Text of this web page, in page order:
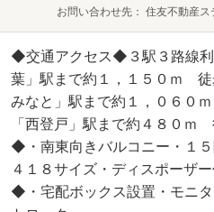
お問い合わせ先 住友不動産ス
◆交通アクセス◆３駅３路線
葉」駅まで約１，１５０ｍ
みなと」駅まで約１，０６０
「西登戸」駅まで約４８０
◆・南東向きバルコニー・１５
４１８サイズ・ディスポーザ
◆・宅配ボックス設置・モニ